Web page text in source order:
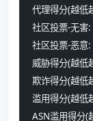
代理得分(越低
社区投票-无害
社区投票-恶意
威胁得分(越
欺诈得分(越低
滥用得分(越低
ASN滥用得分